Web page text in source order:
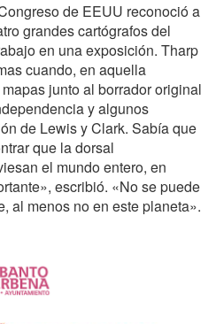
de EEUU reconoció a
grandes cartógrafos del
en una exposición. Tharp
cuando, en aquella
junto al borrador original
y algunos
de Lewis y Clark. Sabía que
que la dorsal
el mundo entero, en
escribió. «No se puede
al menos no en este planeta».